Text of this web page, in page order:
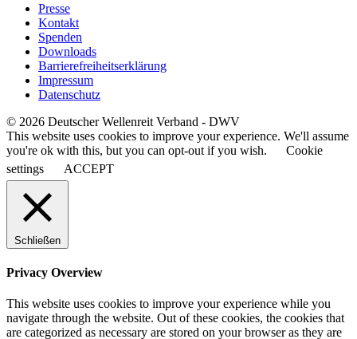
Presse
Kontakt
Spenden
Downloads
Barrierefreiheitserklärung
Impressum
Datenschutz
© 2026 Deutscher Wellenreit Verband - DWV
This website uses cookies to improve your experience. We'll assume
you're ok with this, but you can opt-out if you wish.
Cookie
settings
ACCEPT
Schließen
Privacy Overview
This website uses cookies to improve your experience while you
navigate through the website. Out of these cookies, the cookies that
are categorized as necessary are stored on your browser as they are